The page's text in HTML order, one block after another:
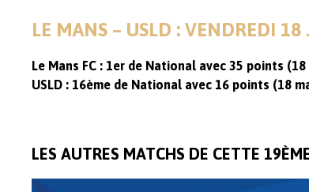
LE MANS – USLD : VENDREDI
Le Mans FC : 1er de National avec 35 points
USLD : 16ème de National avec 16 points (18
LES AUTRES MATCHS DE CETTE